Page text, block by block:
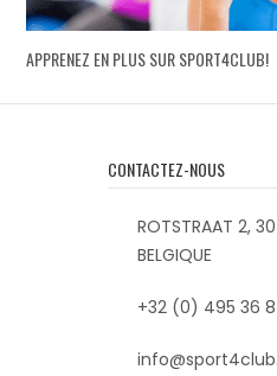
APPRENEZ EN PLUS SUR SPORT4CLUB!
CONTACTEZ-NOUS
ROTSTRAAT 2,
BELGIQUE
+32 (0) 495 36